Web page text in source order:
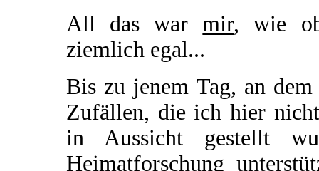
All das warmir, wie
ziemlich egal...
Bis zu jenem Tag, an
Zufällen, die ich hier
in Aussicht gestellt
Heimatforschung